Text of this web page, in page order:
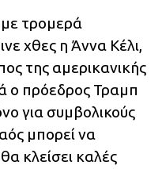
με τρομερά
χθες η Άννα Κέλι,
της αμερικανικής
ο πρόεδρος Τραμπ
για συμβολικούς
μπορεί να
κλείσει καλές